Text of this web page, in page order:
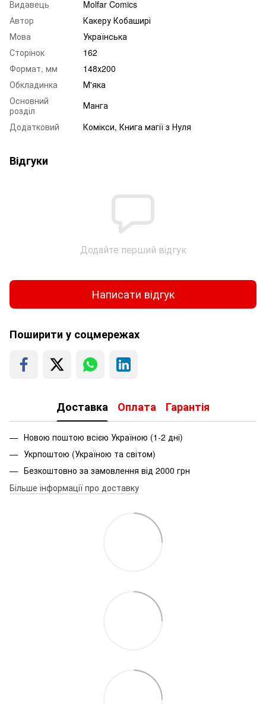
Видавець
Molfar Comics
Автор
Какеру Кобаширі
Мова
Українська
Сторінок
162
Формат, мм
148х200
Обкладинка
М'яка
Основний
розділ
Манга
Додатковий
Комікси, Книга магії з Нуля
Відгуки
Додайте перший відгук
Написати відгук
Поширити у соцмережах
Доставка Оплата Гарантія
Новою поштою всією Україною (1-2 дні)
Укрпоштою (Україною та світом)
Безкоштовно за замовлення від 2000 грн
Більше інформації про доставку